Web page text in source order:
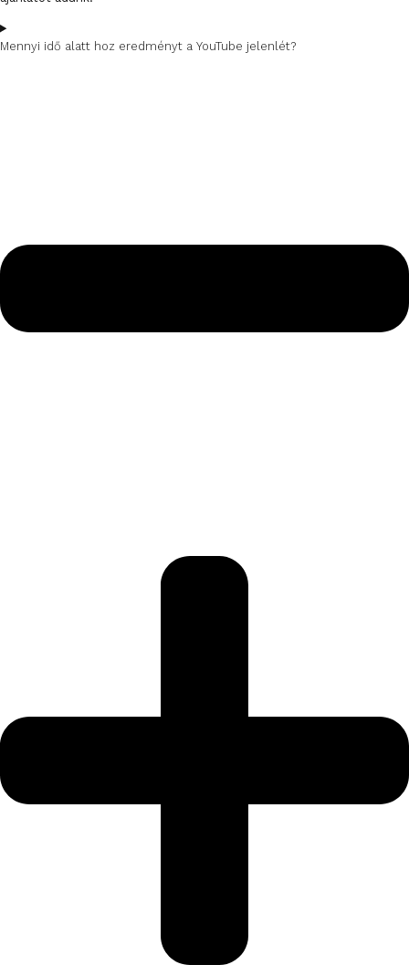
Mennyi idő alatt hoz eredményt a YouTube jelenlét?